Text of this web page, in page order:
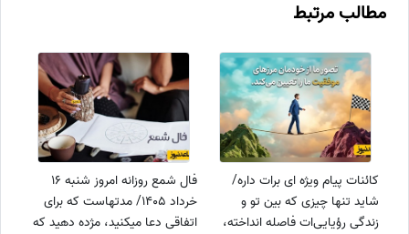
مطالب مرتبط
کائنات پیام ویژه ای برات داره/
شاید تنها چیزی که بین تو و
زندگی رؤیایی‌ات فاصله انداخته،
فال شمع روزانه امروز شنبه 16
خرداد 1405/ مدتهاست که برای
اتفاقی دعا میکنید، مژده دهید که